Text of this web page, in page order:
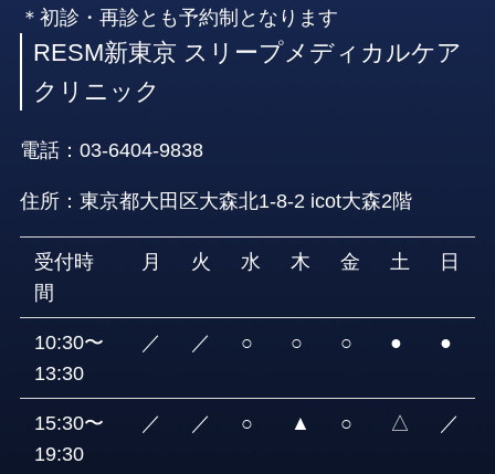
＊初診・再診とも予約制となります
RESM新東京 スリープメディカルケア
クリニック
電話： 03-6404-9838
住所：東京都大田区大森北1-8-2 icot大森2階
受付時
間
月 火 水 木 金 土 日
10:30〜
13:30
／ ／ ○ ○ ○ ● ●
15:30〜
19:30
／ ／ ○ ▲ ○ △ ／